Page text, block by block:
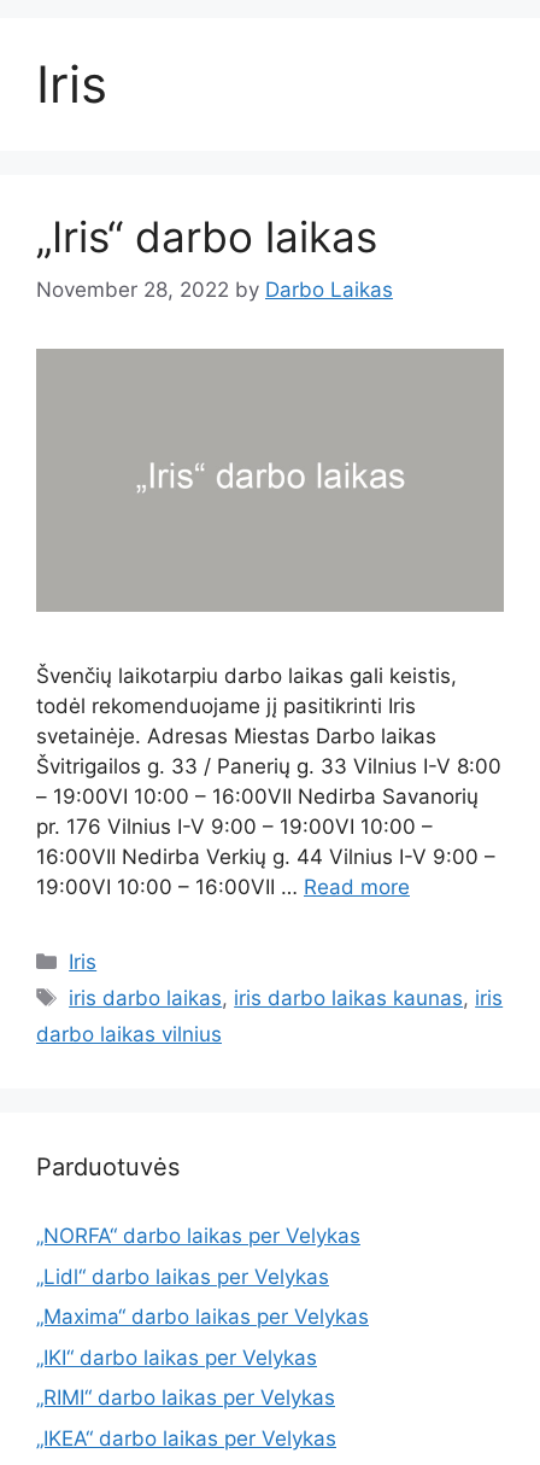
Iris
„Iris“ darbo laikas
November 28, 2022 by Darbo Laikas
Švenčių laikotarpiu darbo laikas gali keistis,
todėl rekomenduojame jį pasitikrinti Iris
svetainėje. Adresas Miestas Darbo laikas
Švitrigailos g. 33 / Panerių g. 33 Vilnius I-V 8:00
– 19:00VI 10:00 – 16:00VII Nedirba Savanorių
pr. 176 Vilnius I-V 9:00 – 19:00VI 10:00 –
16:00VII Nedirba Verkių g. 44 Vilnius I-V 9:00 –
19:00VI 10:00 – 16:00VII … Read more
Iris
iris darbo laikas, iris darbo laikas kaunas, iris
darbo laikas vilnius
Parduotuvės
„NORFA“ darbo laikas per Velykas
„Lidl“ darbo laikas per Velykas
„Maxima“ darbo laikas per Velykas
„IKI“ darbo laikas per Velykas
„RIMI“ darbo laikas per Velykas
„IKEA“ darbo laikas per Velykas